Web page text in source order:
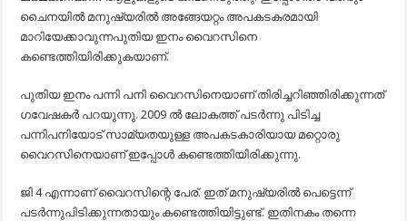
ചൈനയില്‍ മനുഷ്യരില്‍ അങ്ങേയറ്റം അപകടകരമായി
മാറിയേക്കാവുന്നപുതിയ ഇനം വൈറസിനെ
കണ്ടെത്തിയിരിക്കുകയാണ്.
പുതിയ ഇനം പന്നി പനി വൈറസിനെയാണ് തിരിച്ചറിഞ്ഞിരിക്കുന്നത്
ഗവേഷകര്‍ പറയുന്നു. 2009 ല്‍ ലോകത്ത് പടര്‍ന്നു പിടിച്ച
പന്നിപനിയോട് സാമ്യതയുള്ള അപകടകാരിയായ മറ്റൊരു
വൈറസിനെയാണ് ഇപ്പോള്‍ കണ്ടെത്തിയിരിക്കുന്നു.
ജി 4 എന്നാണ് വൈറസിന്റെ പേര്. ഇത് മനുഷ്യരില്‍ പെട്ടെന്ന്
പടര്‍ന്നുപിടിക്കുന്നതായും കണ്ടെത്തിയിട്ടുണ്ട്. ഇതിനകം തന്നെ